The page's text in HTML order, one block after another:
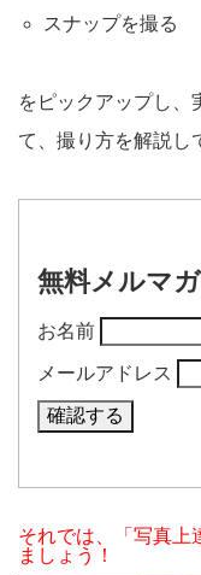
スナップを撮る
をピックアップし、
て、撮り方を解説し
無料メルマ
お名前
メールアドレス
それでは、「写真上
ましょう！